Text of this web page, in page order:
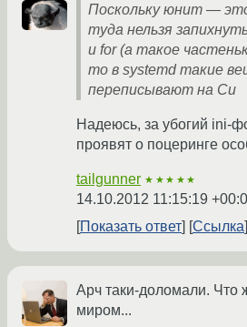
Поскольку юнит —
туда нельзя
и for (а такое
то в systemd такие
переписывают на Си
Надеюсь, за убогий ini-
проявят о поцеринге
tailgunner ★★★★★
14.10.2012 11:15:19
Показать ответ
Ссылка
Арч таки-доломали. Что
миром...